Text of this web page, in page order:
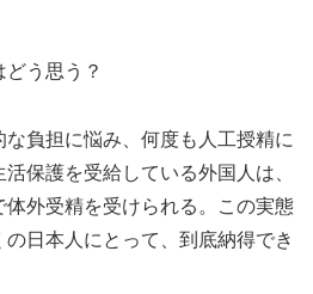
う思う？
負担に悩み、何度も人工授精に
保護を受給している外国人は、
外受精を受けられる。この実態
日本人にとって、到底納得でき